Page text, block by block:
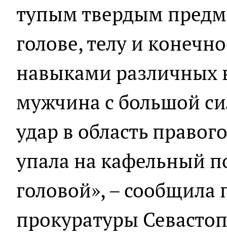
тупым твердым
голове, телу и
навыками различных
мужчина с большой
удар в область
упала на кафельный
головой», – сообщила
прокуратуры